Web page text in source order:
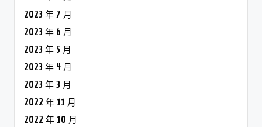
2023 年 7 月
2023 年 6 月
2023 年 5 月
2023 年 4 月
2023 年 3 月
2022 年 11 月
2022 年 10 月